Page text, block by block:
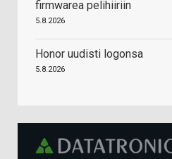
firmwarea pelihiiriin
5.8.2026
Honor uudisti logonsa
5.8.2026